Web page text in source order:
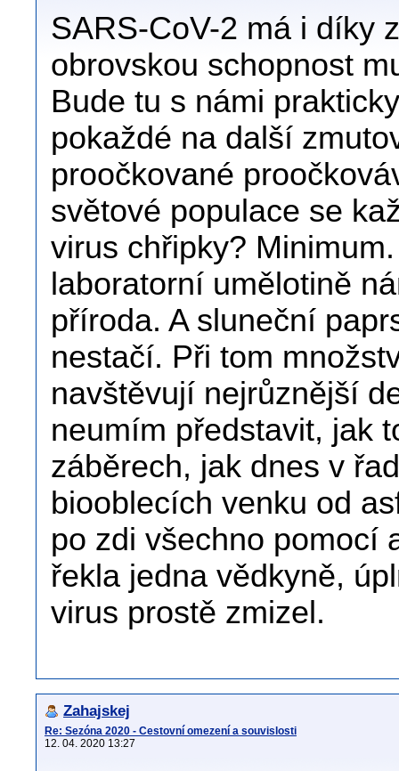
SARS-CoV-2 má i díky
obrovskou schopnost
Bude tu s námi
pokaždé na další
proočkované
světové populace se
virus chřipky?
laboratorní umělotině
příroda. A sluneční
nestačí. Při tom
navštěvují nejrůznější
neumím představit, jak
záběrech, jak dnes v
biooblecích venku od
po zdi všechno pomocí
řekla jedna vědkyně,
virus prostě zmizel.
Zahajskej
Re: Sezóna 2020 - Cestovní omezení a souvislosti
12. 04. 2020 13:27